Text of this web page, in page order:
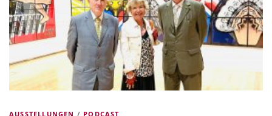
AUSSTELLUNGEN / PODCAST